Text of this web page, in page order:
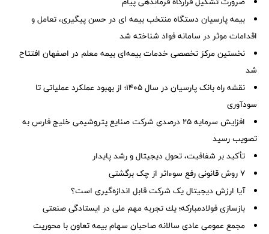
بیمه پارسیان دستگاه منتخب بیمه ای در حسن پیگیری، تعامل و
اقدامات موثر در سامانه فواد شناخته شد
نخستین مرکز تخصصی خدمات بیمه‌ای بیمه معلم در اصفهان افتتاح
شد
نقشه راه بانک پارسیان در سال ۱۴۰۵؛ از بهبود عملکرد عملیاتی تا
سودآوری
افزایش سرمایه ۲۵ درصدی شرکت صنایع پتروشیمی خلیج فارس به
تصویب رسید
تأکید بر شفافیت، تحول دیجیتال و رشد پایدار
۷ روش قانونی رفع سوء‌اثر از چک برگشتی
آیا ارزش دیجیتال یک شرکت قابل اندازه‌گیری است؟
بازسازی فولادمباركه؛ یك تجربه مهم ملی در ایستادگی صنعتی
مجمع عمومی عادی سالانه صاحبان سهام بیمه تعاون با محوریت